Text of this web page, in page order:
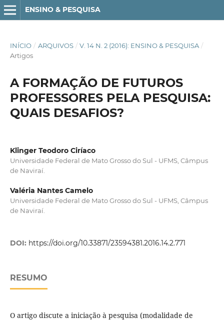
ENSINO & PESQUISA
INÍCIO / ARQUIVOS / V. 14 N. 2 (2016): ENSINO & PESQUISA /
Artigos
A FORMAÇÃO DE FUTUROS
PROFESSORES PELA PESQUISA:
QUAIS DESAFIOS?
Klinger Teodoro Ciríaco
Universidade Federal de Mato Grosso do Sul - UFMS, Câmpus
de Naviraí­.
Valéria Nantes Camelo
Universidade Federal de Mato Grosso do Sul - UFMS, Câmpus
de Naviraí­.
DOI: https://doi.org/10.33871/23594381.2016.14.2.771
RESUMO
O artigo discute a iniciação à pesquisa (modalidade de